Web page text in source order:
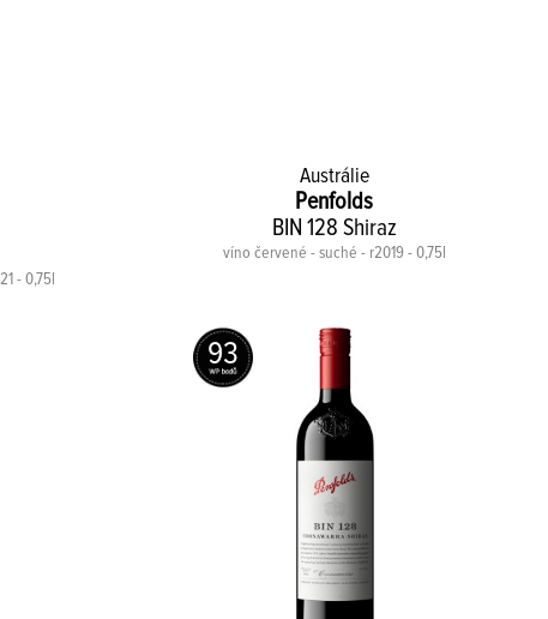
- 0,75l
Austrálie
Penfolds
BIN 128 Shiraz
víno červené - suché - r2019 - 0,75l
93